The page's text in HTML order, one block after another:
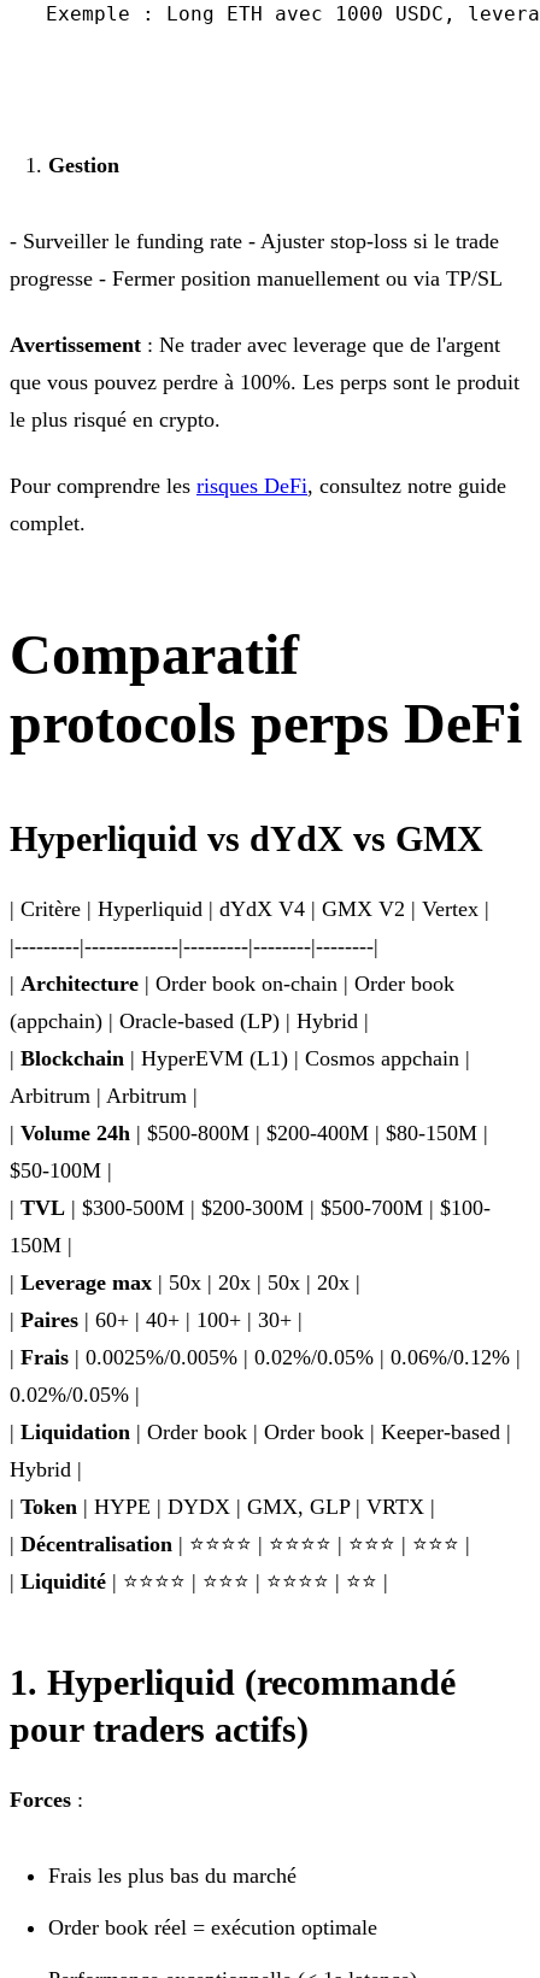
Exemple : Long ETH avec 1000 USDC,
Gestion
- Surveiller le funding rate - Ajuster stop-loss si le trade
progresse - Fermer position manuellement ou via TP/SL
Avertissement : Ne trader avec leverage que de l'argent
que vous pouvez perdre à 100%. Les perps sont le produit
le plus risqué en crypto.
Pour comprendre les risques DeFi, consultez notre guide
complet.
Comparatif
protocols perps DeFi
Hyperliquid vs dYdX vs GMX
| Critère | Hyperliquid | dYdX V4 | GMX V2 | Vertex |
|---------|-------------|---------|--------|--------|
| Architecture | Order book on-chain | Order book
(appchain) | Oracle-based (LP) | Hybrid |
| Blockchain | HyperEVM (L1) | Cosmos appchain |
Arbitrum | Arbitrum |
| Volume 24h | $500-800M | $200-400M | $80-150M |
$50-100M |
| TVL | $300-500M | $200-300M | $500-700M | $100-
150M |
| Leverage max | 50x | 20x | 50x | 20x |
| Paires | 60+ | 40+ | 100+ | 30+ |
| Frais | 0.0025%/0.005% | 0.02%/0.05% | 0.06%/0.12% |
0.02%/0.05% |
| Liquidation | Order book | Order book | Keeper-based |
Hybrid |
| Token | HYPE | DYDX | GMX, GLP | VRTX |
| Décentralisation | ⭐⭐⭐⭐ | ⭐⭐⭐⭐ | ⭐⭐⭐ | ⭐⭐⭐ |
| Liquidité | ⭐⭐⭐⭐ | ⭐⭐⭐ | ⭐⭐⭐⭐ | ⭐⭐ |
1. Hyperliquid (recommandé
pour traders actifs)
Forces :
Frais les plus bas du marché
Order book réel = exécution optimale